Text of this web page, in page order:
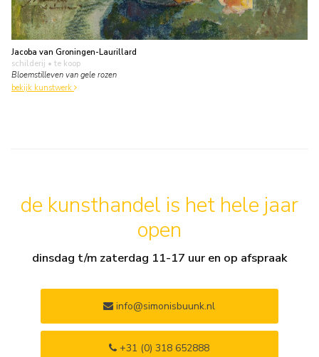
Jacoba van Groningen-Laurillard
schilderij • te koop
Bloemstilleven van gele rozen
bekijk kunstwerk
de kunsthandel is het hele jaar
open
dinsdag t/m zaterdag 11-17 uur en op afspraak
info@simonisbuunk.nl
+31 (0) 318 652888